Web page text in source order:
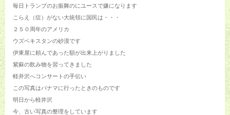
毎日トランプのお振舞のにユースで嫌になります
こらえ（症）がない大統領に国民は・・・
２５０周年のアメリカ
ウズベキスタンの砂漠です
伊東屋に頼んであった額が出来上がりました
紫蘇の飲み物を習ってきました
軽井沢へコンサートの手伝い
この写真はパナマに行ったときのものです
明日から軽井沢
今、古い写真の整理をしています